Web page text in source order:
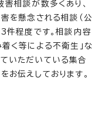
相談が数多くあり、
を懸念される相談（公
件程度です。相談内容
く等による不衛生」な
いただいている集合
お伝えしております。